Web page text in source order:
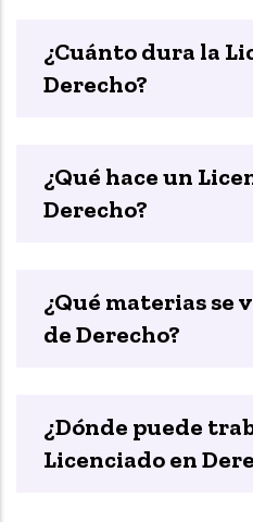
¿Cuánto dura la
Derecho?
¿Qué hace un
Derecho?
¿Qué materias se
de Derecho?
¿Dónde puede
Licenciado en